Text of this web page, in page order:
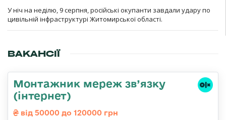
У ніч на неділю, 9 серпня, російські окупанти завдали удару по
цивільній інфраструктурі Житомирської області.
ВАКАНСІЇ
Монтажник мереж зв’язку
(інтернет)
від 50000 до 120000 грн